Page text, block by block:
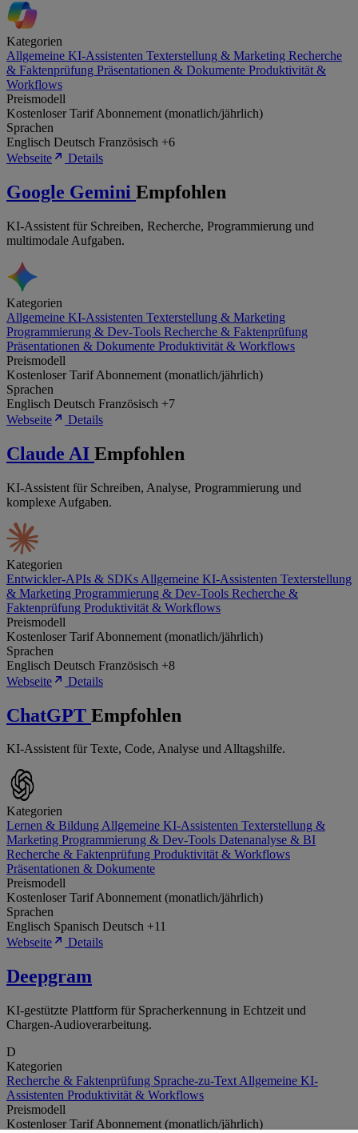
Kategorien
Allgemeine KI-Assistenten Texterstellung & Marketing Recherche
& Faktenprüfung Präsentationen & Dokumente Produktivität &
Workflows
Preismodell
Kostenloser Tarif Abonnement (monatlich/jährlich)
Sprachen
Englisch Deutsch Französisch +6
Webseite
Details
Google Gemini Empfohlen
KI-Assistent für Schreiben, Recherche, Programmierung und
multimodale Aufgaben.
Kategorien
Allgemeine KI-Assistenten Texterstellung & Marketing
Programmierung & Dev-Tools Recherche & Faktenprüfung
Präsentationen & Dokumente Produktivität & Workflows
Preismodell
Kostenloser Tarif Abonnement (monatlich/jährlich)
Sprachen
Englisch Deutsch Französisch +7
Webseite
Details
Claude AI Empfohlen
KI-Assistent für Schreiben, Analyse, Programmierung und
komplexe Aufgaben.
Kategorien
Entwickler-APIs & SDKs Allgemeine KI-Assistenten Texterstellung
& Marketing Programmierung & Dev-Tools Recherche &
Faktenprüfung Produktivität & Workflows
Preismodell
Kostenloser Tarif Abonnement (monatlich/jährlich)
Sprachen
Englisch Deutsch Französisch +8
Webseite
Details
ChatGPT Empfohlen
KI-Assistent für Texte, Code, Analyse und Alltagshilfe.
Kategorien
Lernen & BildungAllgemeine KI-Assistenten Texterstellung &
Marketing Programmierung & Dev-Tools Datenanalyse & BI
Recherche & Faktenprüfung Produktivität & Workflows
Präsentationen & Dokumente
Preismodell
Kostenloser TarifAbonnement (monatlich/jährlich)
Sprachen
Englisch Spanisch Deutsch +11
Webseite
Details
Deepgram
KI-gestützte Plattform für Spracherkennung in Echtzeit und
Chargen-Audioverarbeitung.
D
Kategorien
Recherche & Faktenprüfung Sprache-zu-Text Allgemeine KI-
Assistenten Produktivität & Workflows
Preismodell
Kostenloser Tarif Abonnement (monatlich/jährlich)